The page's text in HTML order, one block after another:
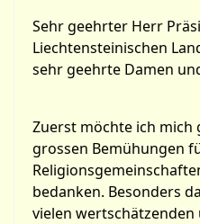
Sehr geehrter Herr
Liechtensteinischen
sehr geehrte Damen
Zuerst möchte ich
grossen Bemühungen
bedanken. Besonders
vielen